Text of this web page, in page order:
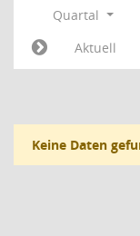
Quartal
Aktuell
Keine Daten